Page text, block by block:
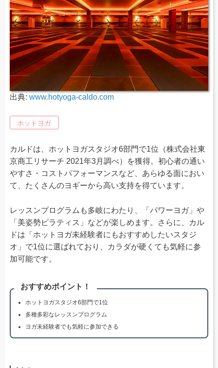
出典: www.hotyoga-caldo.com
ホットヨガ
カルドは、ホットヨガスタジオ6部門で1位（株式会社東
京商工リサーチ 2021年3月調べ）を獲得。初心者の通い
やすさ・コストパフォーマンスなど、あらゆる面におい
て、たくさんのヨギーから高い支持を得ています。
レッスンプログラムも多岐にわたり、「パワーヨガ」や
「美姿勢ピラティス」などが楽しめます。さらに、カル
ドは「ホットヨガ未経験者にもおすすめしたいスタジ
オ」で1位に選ばれており、カラダが硬くても気軽に参
加可能です。
おすすめポイント！
ホットヨガスタジオ6部門で1位
多種多彩なレッスンプログラム
ヨガ未経験者でも気軽に参加できる